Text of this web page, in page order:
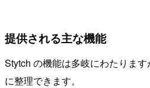
提供される主な機能
Stytch の機能は多岐にわたりま
に整理できます。